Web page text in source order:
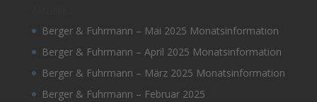
Berger & Fuhrmann – Mai 2025 Monatsinformation
Berger & Fuhrmann – April 2025 Monatsinformation
Berger & Fuhrmann – März 2025 Monatsinformation
Berger & Fuhrmann – Februar 2025